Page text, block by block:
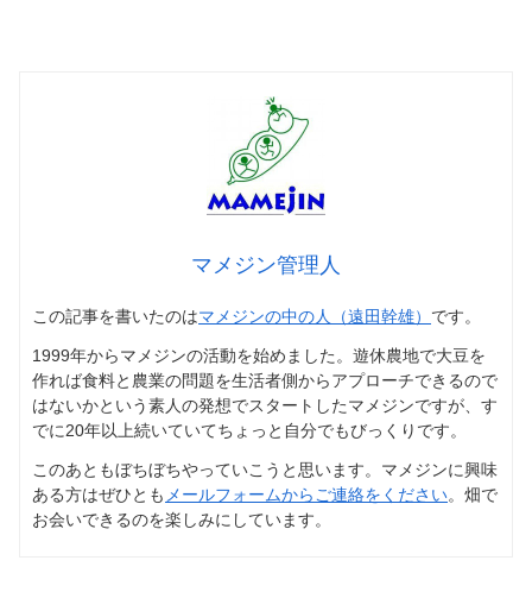
マメジン管理人
この記事を書いたのはマメジンの中の人（遠田幹雄） です。
1999年からマメジンの活動を始めました。遊休農地で大豆を
作れば食料と農業の問題を生活者側からアプローチできるので
はないかという素人の発想でスタートしたマメジンですが、す
でに20年以上続いていてちょっと自分でもびっくりです。
このあともぼちぼちやっていこうと思います。マメジンに興味
ある方はぜひとも メールフォームからご連絡をください。畑で
お会いできるのを楽しみにしています。